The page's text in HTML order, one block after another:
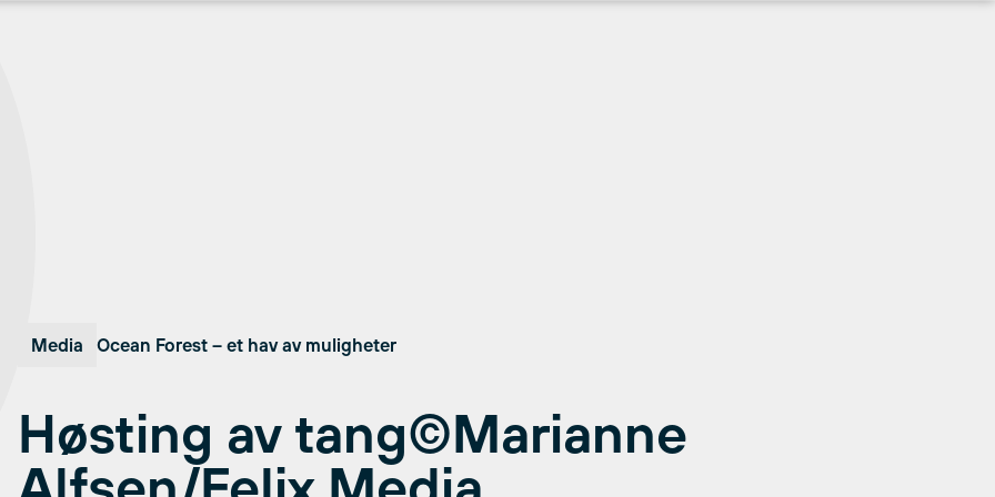
Media Ocean Forest – et hav av muligheter
Høsting av tang©Marianne